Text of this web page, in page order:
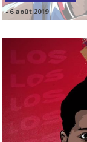
-6 août 2019